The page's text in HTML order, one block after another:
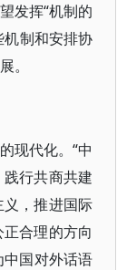
发挥“机制的
机制和安排协
。
现代化。“中
行共商共建
，推进国际
合理的方向
国对外话语